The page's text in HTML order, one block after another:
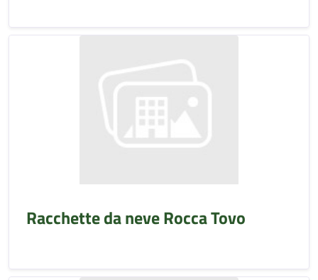
Racchette da neve Rocca Tovo